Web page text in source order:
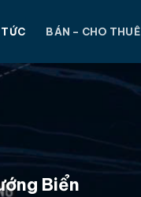
BÁN – CHO THUÊ
Biển